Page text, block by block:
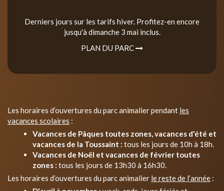
Derniers jours sur les tarifs hiver. Profitez-en encore
jusqu'à dimanche 3 mai inclus.
PLAN DU PARC
Les horaires d’ouvertures du parc animalier pendant les
vacances scolaires :
Vacances de Pâques toutes zones, vacances d'été et
vacances de la Toussaint : tous les jours de 10h à 18h.
Vacances de Noël et vacances de février toutes
zones : tous les jours de 13h30 à 16h30.
Les horaires d’ouvertures du parc animalier le reste de l’année :